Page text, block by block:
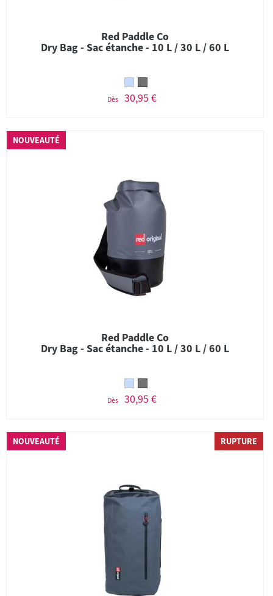
Red Paddle Co
Dry Bag - Sac étanche - 10 L / 30 L / 60 L
Dès 30,95 €
NOUVEAUTÉ
Red Paddle Co
Dry Bag - Sac étanche - 10 L / 30 L / 60 L
Dès 30,95 €
NOUVEAUTÉ RUPTURE